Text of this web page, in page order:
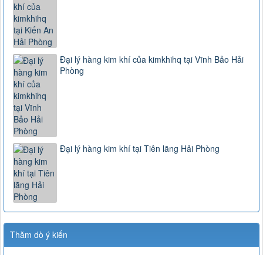
Đại lý hàng kim khí của kimkhihq tại Vĩnh Bảo Hải
Phòng
Đại lý hàng kim khí tại Tiên lãng Hải Phòng
Thăm dò ý kiến